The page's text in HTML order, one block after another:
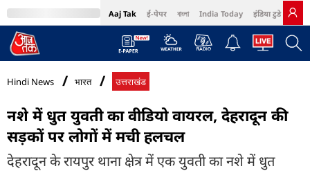
Aaj Tak ई-पेपर বাংলা India Today इंडिया टुडे हिंदी
MumbaiTak Cosmopolitan Harper's Bazaar Northeast
Hindi News भारत उत्तराखंड
नशे में धुत युवती का वीडियो वायरल, देहरादून की
सड़कों पर लोगों में मची हलचल
देहरादून के रायपुर थाना क्षेत्र में एक युवती का नशे में धुत